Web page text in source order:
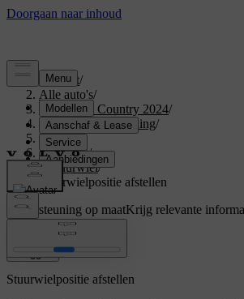
Support/
Alle auto's/
V60 Cross Country 2024/
Gebruikershandleiding/
Driving/
Besturing/
Stuurwiel/
Stuurwielpositie afstellen
Ondersteuning op maatKrijg relevante
auto.
Stuurwielpositie afstellen